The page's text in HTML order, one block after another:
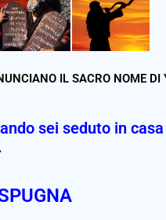
IL SACRO NOME
sei seduto in